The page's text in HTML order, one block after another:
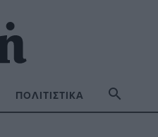
ΠΟΛΙΤΙΣΤΙΚΆ